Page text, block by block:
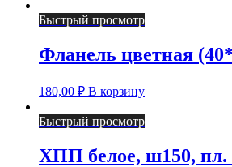
Быстрый просмотр
Фланель цветная
180,00 ₽ В корзину
Быстрый просмотр
ХПП белое, ш150, пл.